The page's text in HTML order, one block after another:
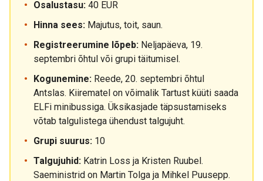
Osalustasu: 40 EUR
Hinna sees: Majutus, toit, saun.
Registreerumine lõpeb: Neljapäeva, 19.
septembri õhtul või grupi täitumisel.
Kogunemine: Reede, 20. septembri õhtul
Antslas. Kiirematel on võimalik Tartust küüti saada
ELFi minibussiga. Üksikasjade täpsustamiseks
võtab talgulistega ühendust talgujuht.
Grupi suurus: 10
Talgujuhid: Katrin Loss ja Kristen Ruubel.
Saeministrid on Martin Tolga ja Mihkel Puusepp.